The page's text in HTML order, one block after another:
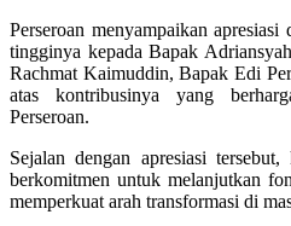
Perseroan menyampaikan
tingginya kepada Bapak
Rachmat Kaimuddin, Bapak Edi
atas kontribusinya yang
Perseroan.
Sejalan dengan apresiasi
berkomitmen untuk melanjutkan
memperkuat arah transformasi di